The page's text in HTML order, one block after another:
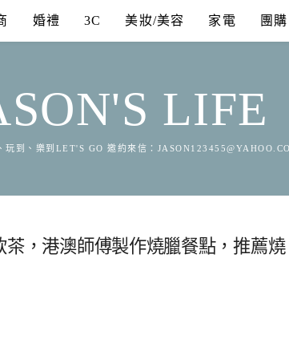
婚禮 3C 美妝/美容 家電 團購
LIFE
玩到、樂到LET'S GO 邀約來信：
茶，港澳師傅製作燒臘餐點，推薦燒